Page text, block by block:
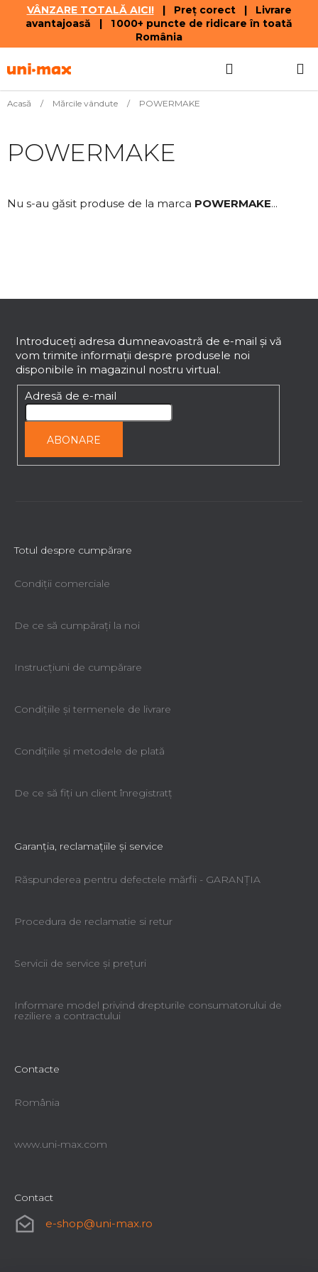
VÂNZARE TOTALĂ AICI!| Preț corect | Livrare
avantajoasă | 1 000+ puncte de ridicare în toată
România
la
DE
Acasă / Mărcile vândute / POWERMAKE
POWERMAKE
Nu s-au găsit produse de la marca POWERMAKE...
Introduceţi adresa dumneavoastră de e-mail şi vă
vom trimite informaţii despre produsele noi
disponibile în magazinul nostru virtual.
Adresă de e-mail
ABONARE
Totul despre cumpărare
Condiții comerciale
De ce să cumpăraţi la noi
Instrucțiuni de cumpărare
Condiţiile şi termenele de livrare
Condiţiile şi metodele de plată
De ce să fiţi un client înregistratţ
Garanţia, reclamaţiile şi service
Răspunderea pentru defectele mărfii - GARANŢIA
Procedura de reclamatie si retur
Servicii de service şi preţuri
Informare model privind drepturile consumatorului de
reziliere a contractului
Contacte
România
www.uni-max.com
Contact
e-shop@uni-max.ro